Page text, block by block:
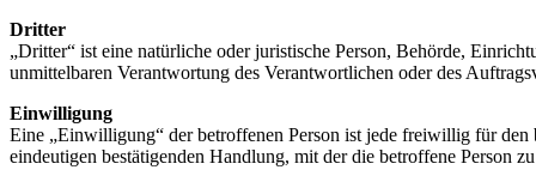
Dritter
„Dritter“ ist eine natürliche oder juristische Person, Behörde,
unmittelbaren Verantwortung des Verantwortlichen oder des
Einwilligung
Eine „Einwilligung“ der betroffenen Person ist jede freiwillig für
eindeutigen bestätigenden Handlung, mit der die betroffene Person